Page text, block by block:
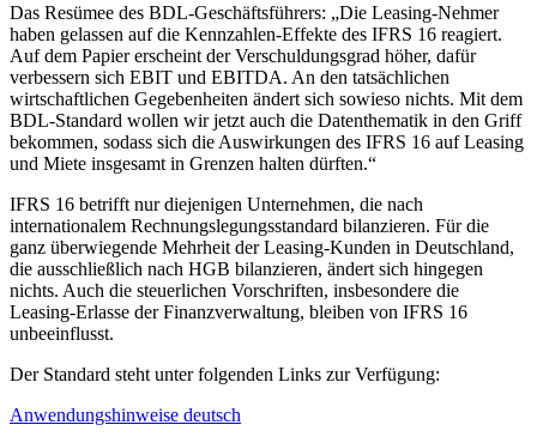
Das Resümee des BDL-Geschäftsführers: „Die Leasing-Nehmer
haben gelassen auf die Kennzahlen-Effekte des IFRS 16 reagiert.
Auf dem Papier erscheint der Verschuldungsgrad höher, dafür
verbessern sich EBIT und EBITDA. An den tatsächlichen
wirtschaftlichen Gegebenheiten ändert sich sowieso nichts. Mit dem
BDL-Standard wollen wir jetzt auch die Datenthematik in den Griff
bekommen, sodass sich die Auswirkungen des IFRS 16 auf Leasing
und Miete insgesamt in Grenzen halten dürften.“
IFRS 16 betrifft nur diejenigen Unternehmen, die nach
internationalem Rechnungslegungsstandard bilanzieren. Für die
ganz überwiegende Mehrheit der Leasing-Kunden in Deutschland,
die ausschließlich nach HGB bilanzieren, ändert sich hingegen
nichts. Auch die steuerlichen Vorschriften, insbesondere die
Leasing-Erlasse der Finanzverwaltung, bleiben von IFRS 16
unbeeinflusst.
Der Standard steht unter folgenden Links zur Verfügung:
Anwendungshinweise deutsch